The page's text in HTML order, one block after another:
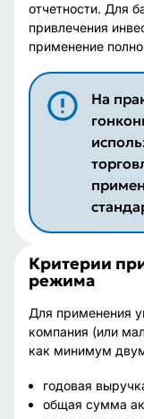
отчетности. Для
привлечения
применение
На
Критерии
режима
Для применения
компания (или
как минимум
годовая
общая сумма